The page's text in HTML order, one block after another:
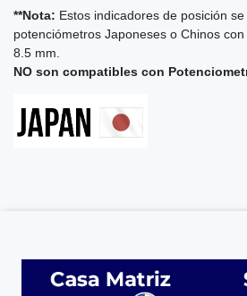
**Nota: Estos indicadores de posición
potenciómetros Japoneses o Chinos
8.5 mm.
NO son compatibles con